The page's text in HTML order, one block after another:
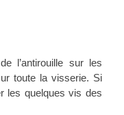
l’antirouille sur les
toute la visserie. Si
les quelques vis des